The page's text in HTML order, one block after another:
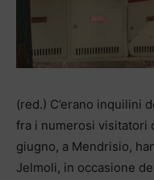
(red.) C’erano inquilini
fra i numerosi visitatori
giugno, a Mendrisio,
Jelmoli, in occasione